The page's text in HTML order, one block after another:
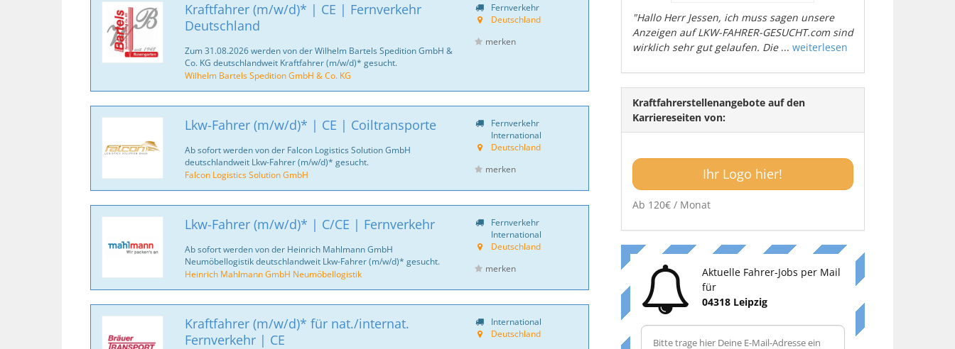
Kraftfahrer (m/w/d)* | CE | Fernverkehr
Deutschland
Zum 31.08.2026 werden von der Wilhelm Bartels Spedition GmbH &
Co. KG deutschlandweit Kraftfahrer (m/w/d)* gesucht.
Wilhelm Bartels Spedition GmbH & Co. KG
Fernverkehr
Deutschland
merken
Lkw-Fahrer (m/w/d)* | CE | Coiltransporte
Ab sofort werden von der Falcon Logistics Solution GmbH
deutschlandweit Lkw-Fahrer (m/w/d)* gesucht.
Falcon Logistics Solution GmbH
Fernverkehr
International
Deutschland
merken
Lkw-Fahrer (m/w/d)* | C/CE | Fernverkehr
Ab sofort werden von der Heinrich Mahlmann GmbH
Neumöbellogistik deutschlandweit Lkw-Fahrer (m/w/d)* gesucht.
Heinrich Mahlmann GmbH Neumöbellogistik
Fernverkehr
International
Deutschland
merken
Kraftfahrer (m/w/d)* für nat./internat.
Fernverkehr | CE
International
Deutschland
"Hallo Herr Jessen, ich muss sagen unsere
Anzeigen auf LKW-FAHRER-GESUCHT.com sind
wirklich sehr gut gelaufen. Die... weiterlesen
Kraftfahrerstellenangebote auf den
Karriereseiten von:
Ihr Logo hier!
Ab 120€ / Monat
Aktuelle Fahrer-Jobs per Mail
für
04318 Leipzig